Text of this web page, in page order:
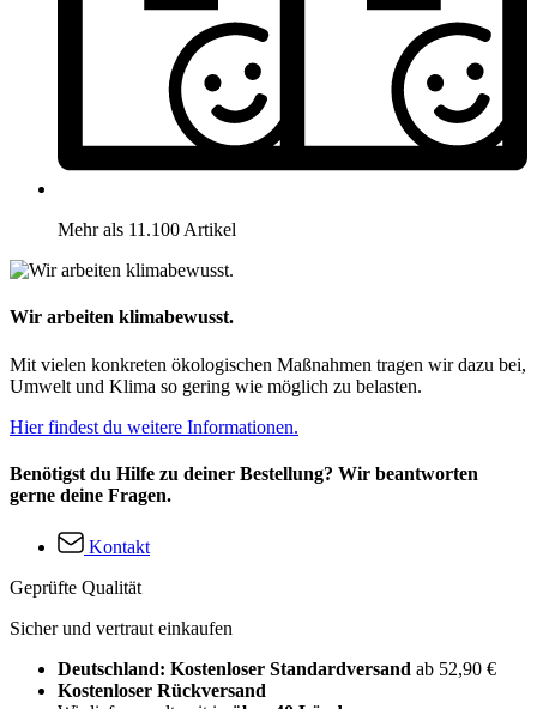
Mehr als 11.100 Artikel
Wir arbeiten klimabewusst.
Mit vielen konkreten ökologischen Maßnahmen tragen wir dazu bei,
Umwelt und Klima so gering wie möglich zu belasten.
Hier findest du weitere Informationen.
Benötigst du Hilfe zu deiner Bestellung? Wir beantworten
gerne deine Fragen.
Kontakt
Geprüfte Qualität
Sicher und vertraut einkaufen
Deutschland: Kostenloser Standardversand ab 52,90 €
Kostenloser Rückversand